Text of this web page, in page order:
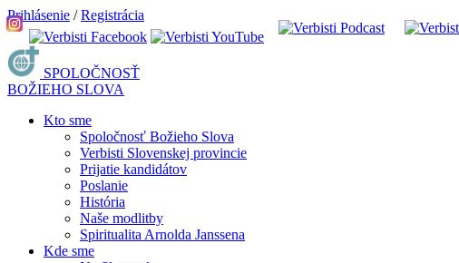
Prihlásenie /Registrácia
SPOLOČNOSŤ
BOŽIEHO SLOVA
Kto sme
Spoločnosť Božieho Slova
Verbisti Slovenskej provincie
Prijatie kandidátov
Poslanie
História
Naše modlitby
Spiritualita Arnolda Janssena
Kde sme